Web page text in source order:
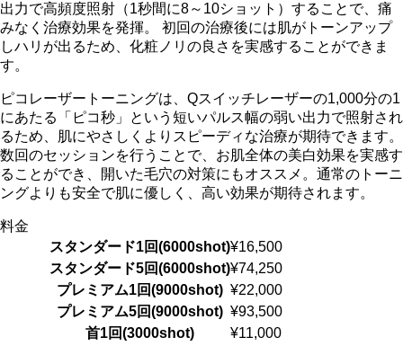
出力で高頻度照射（1秒間に8～10ショット）することで、痛
みなく治療効果を発揮。 初回の治療後には肌がトーンアップ
しハリが出るため、化粧ノリの良さを実感することができま
す。
ピコレーザートーニングは、Qスイッチレーザーの1,000分の1
にあたる「ピコ秒」という短いパルス幅の弱い出力で照射され
るため、肌にやさしくよりスピーディな治療が期待できます。
数回のセッションを行うことで、お肌全体の美白効果を実感す
ることができ、開いた毛穴の対策にもオススメ。通常のトーニ
ングよりも安全で肌に優しく、高い効果が期待されます。
料金
スタンダード1回(6000shot)¥16,500
スタンダード5回(6000shot)¥74,250
プレミアム1回(9000shot) ¥22,000
プレミアム5回(9000shot) ¥93,500
首1回(3000shot)
¥11,000